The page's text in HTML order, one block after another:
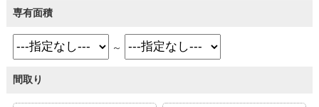
専有面積
～
間取り